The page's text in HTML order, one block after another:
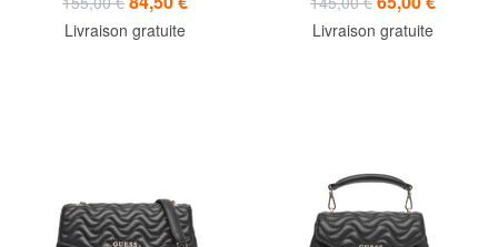
Livraison gratuite Livraison gratuite